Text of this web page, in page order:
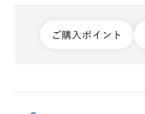
ご購入ポイント